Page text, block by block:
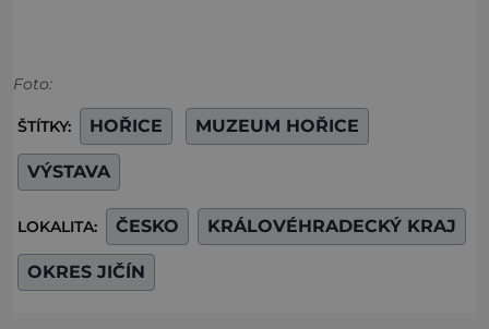
Foto:
ŠTÍTKY: HOŘICE MUZEUM HOŘICE
VÝSTAVA
LOKALITA: ČESKO KRÁLOVÉHRADECKÝ KRAJ
OKRES JIČÍN